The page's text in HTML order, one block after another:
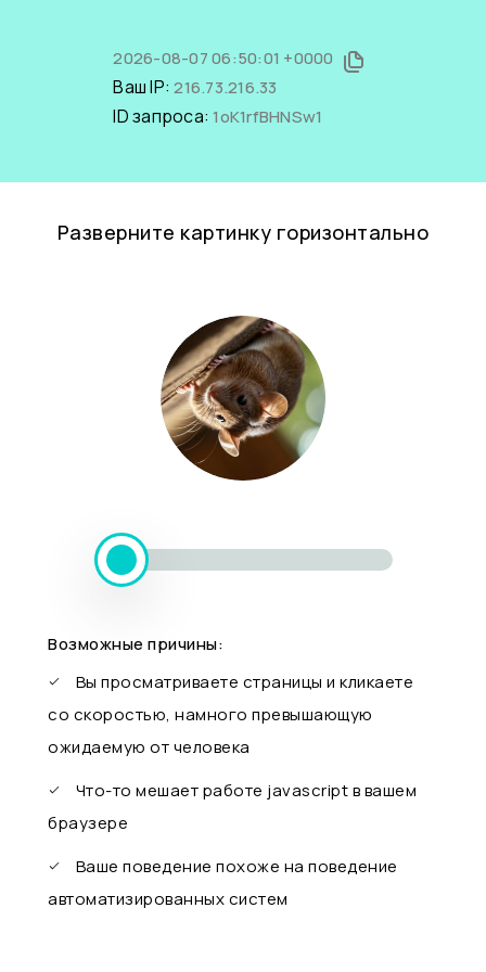
2026-08-07 06:50:01 +0000
Ваш IP:216.73.216.33
ID запроса:1oK1rfBHNSw1
Разверните картинку горизонтально
Возможные причины:
Вы просматриваете страницы и кликаете
со скоростью, намного превышающую
ожидаемую от человека
Что-то мешает работе javascript в вашем
браузере
Ваше поведение похоже на поведение
автоматизированных систем